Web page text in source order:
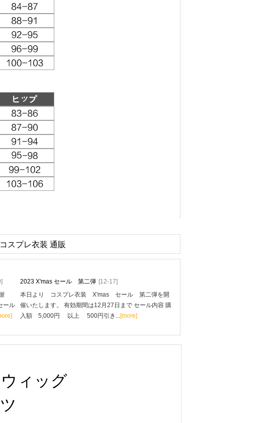
スプレ衣装 通販
ール
2023 X'mas セール 第二弾 [12-17]
本日より コスプレ衣装 X'mas セール 第二弾を開
催いたします。 有効期間は12月27日まで セール内容 購
入額 5,000円 以上 500円引き...[more]
ィッグ